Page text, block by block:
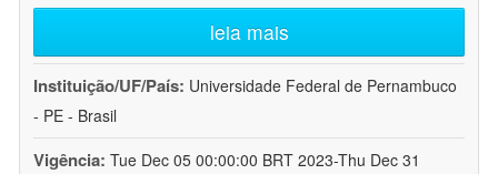
leia mais
Instituição/UF/País: Universidade Federal de Pernambuco
- PE - Brasil
Vigência: Tue Dec 05 00:00:00 BRT 2023-Thu Dec 31